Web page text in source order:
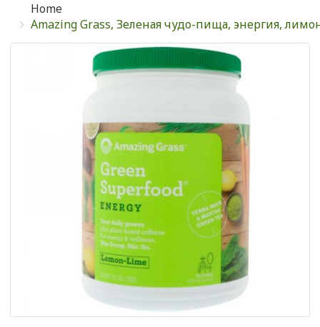
Home
Amazing Grass, Зеленая чудо-пища, энергия,